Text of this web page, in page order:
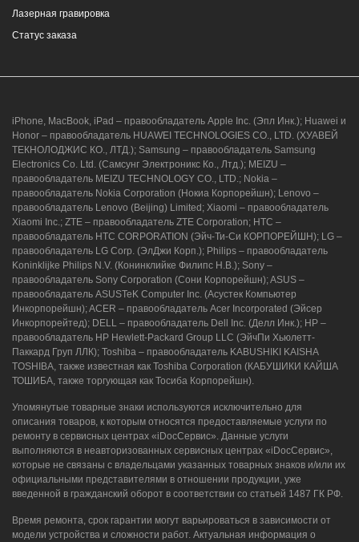
г. Новороссийск, ул. Героев Десантников,
г. Новороссийск, ул. Героев Десантников,
2/3
8 (964) 914-44-74(с 9:00 до 20:00)
Лазерная гравировка
Статус заказа
iPhone, MacBook, iPad – правообладатель Apple Inc. (Эпл Инк.); Huawei и
Honor – правообладатель HUAWEI TECHNOLOGIES CO., LTD. (ХУАВЕЙ
ТЕКНОЛОДЖИС КО., ЛТД.); Samsung – правообладатель Samsung
Electronics Co. Ltd. (Самсунг Электроникс Ко., Лтд.); MEIZU –
правообладатель MEIZU TECHNOLOGY CO., LTD.; Nokia –
правообладатель Nokia Corporation (Нокиа Корпорейшн); Lenovo –
правообладатель Lenovo (Beijing) Limited; Xiaomi – правообладатель
Xiaomi Inc.; ZTE – правообладатель ZTE Corporation; HTC –
правообладатель HTC CORPORATION (Эйч-Ти-Си КОРПОРЕЙШН); LG –
правообладатель LG Corp. (ЭлДжи Корп.); Philips – правообладатель
Koninklijke Philips N.V. (Конинклийке Филипс Н.В.); Sony –
правообладатель Sony Corporation (Сони Корпорейшн); ASUS –
правообладатель ASUSTeK Computer Inc. (Асустек Компьютер
Инкорпорейшн); ACER – правообладатель Acer Incorporated (Эйсер
Инкорпорейтед); DELL – правообладатель Dell Inc. (Делл Инк.); HP –
правообладатель HP Hewlett-Packard Group LLC (ЭйчПи Хьюлетт-
Паккард Груп ЛЛК); Toshiba – правообладатель KABUSHIKI KAISHA
TOSHIBA, также известная как Toshiba Corporation (КАБУШИКИ КАЙША
ТОШИБА, также торгующая как Тосиба Корпорейшн).
Упомянутые товарные знаки используются исключительно для
описания товаров, к которым относятся предоставляемые услуги по
ремонту в сервисных центрах «iDocСервис». Данные услуги
выполняются в неавторизованных сервисных центрах «iDocСервис»,
которые не связаны с владельцами указанных товарных знаков и/или их
официальными представителями в отношении продукции, уже
введенной в гражданский оборот в соответствии со статьей 1487 ГК РФ.
Время ремонта, срок гарантии могут варьироваться в зависимости от
модели устройства и сложности работ. Актуальная информация о